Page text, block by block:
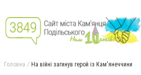
Головна На війні загинув герой із Кам'янеччини